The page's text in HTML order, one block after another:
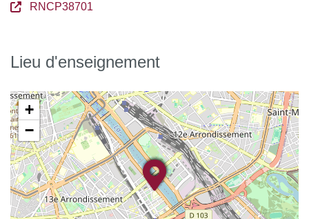
RNCP38701
Lieu d'enseignement
+
−